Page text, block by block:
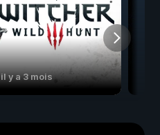
il y a 3 mois